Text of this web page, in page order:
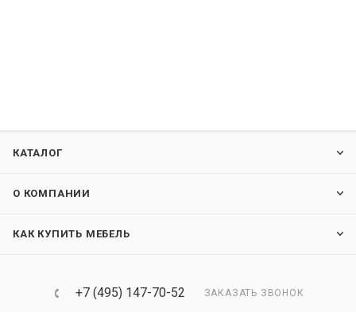
КАТАЛОГ
О КОМПАНИИ
КАК КУПИТЬ МЕБЕЛЬ
+7 (495) 147-70-52 ЗАКАЗАТЬ ЗВОНОК